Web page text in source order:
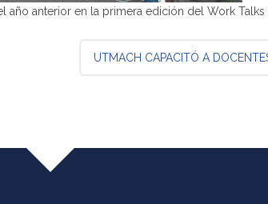
la primera edición del Work Talks
UTMACH CAPACITÓ A